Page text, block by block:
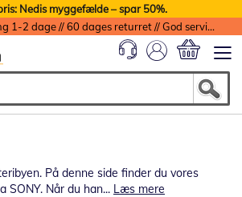
Nedis myggefælde – spar 50%.
Billig fragt // Levering 1-2 dage // 60 dages returret // God service med garanti
På denne side finder du vores
SONY. Når du han... Læs mere